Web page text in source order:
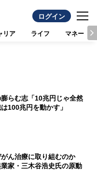
ログイン
リア ライフ マネー
らむ志「10兆円じゃ全然
100兆円を動かす」
がん治療に取り組むのか
家・三木谷浩史氏の原動